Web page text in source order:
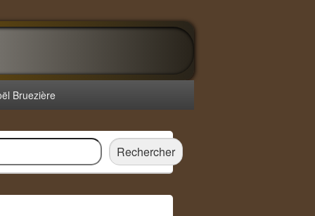
Bruezière
Rechercher